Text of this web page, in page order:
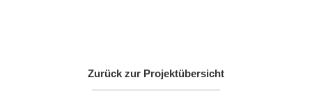
Zurück zur Projektübersicht